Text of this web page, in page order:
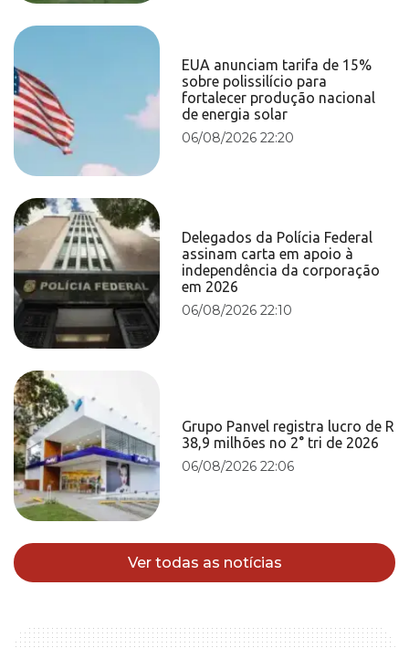
EUA anunciam tarifa de 15%
sobre polissilício para
fortalecer produção nacional
de energia solar
06/08/2026 22:20
Delegados da Polícia Federal
assinam carta em apoio à
independência da corporação
em 2026
06/08/2026 22:10
Grupo Panvel registra lucro de R
38,9 milhões no 2° tri de 2026
06/08/2026 22:06
Ver todas as notícias